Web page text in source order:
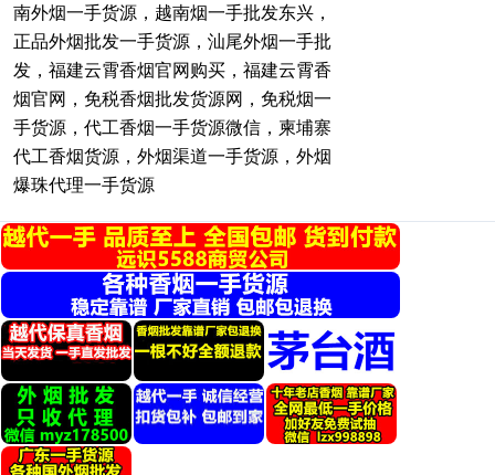
南外烟一手货源，越南烟一手批发东兴，
正品外烟批发一手货源，汕尾外烟一手批
发，福建云霄香烟官网购买，福建云霄香
烟官网，免税香烟批发货源网，免税烟一
手货源，代工香烟一手货源微信，柬埔寨
代工香烟货源，外烟渠道一手货源，外烟
爆珠代理一手货源